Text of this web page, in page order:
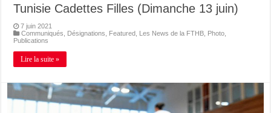
Tunisie Cadettes Filles (Dimanche 13 juin)
7 juin 2021
Communiqués
Désignations Featured Les News de la FTHB Photo
Publications
Lire la suite »